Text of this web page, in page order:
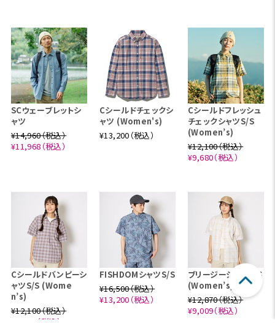
SCウェーブレットシ
ャツ
¥14,960（税込）
¥11,968（税込）
Cシールドチェックシ
ャツ (Women's)
¥13,200（税込）
Cシールドフレッシュ
チェックシャツS/S
(Women’s)
¥12,100（税込）
¥9,680（税込）
Cシールドバンピーシ
ャツS/S (Wome
n’s)
¥12,100（税込）
FISHDOMシャツS/S
¥16,500（税込）
¥13,200（税込）
ブリージーシャツS/S
(Women’s)
¥12,870（税込）
¥9,009（税込）